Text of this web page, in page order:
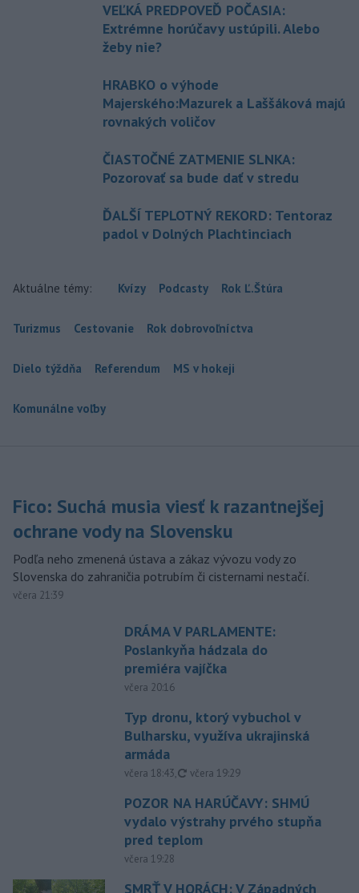
VEĽKÁ PREDPOVEĎ POČASIA:
Extrémne horúčavy ustúpili. Alebo
žeby nie?
HRABKO o výhode
Majerského:Mazurek a Laššáková majú
rovnakých voličov
ČIASTOČNÉ ZATMENIE SLNKA:
Pozorovať sa bude dať v stredu
ĎALŠÍ TEPLOTNÝ REKORD: Tentoraz
padol v Dolných Plachtinciach
Aktuálne témy: Kvízy Podcasty Rok Ľ.Štúra
Turizmus Cestovanie Rok dobrovoľníctva
Dielo týždňa Referendum MS v hokeji
Komunálne voľby
Fico: Suchá musia viesť k razantnejšej
ochrane vody na Slovensku
Podľa neho zmenená ústava a zákaz vývozu vody zo
Slovenska do zahraničia potrubím či cisternami nestačí.
včera 21:39
DRÁMA V PARLAMENTE:
Poslankyňa hádzala do
premiéra vajíčka
včera 20:16
Typ dronu, ktorý vybuchol v
Bulharsku, využíva ukrajinská
armáda
včera 18:43, aktualizované
včera 19:29
POZOR NA HARÚČAVY: SHMÚ
vydalo výstrahy prvého stupňa
pred teplom
včera 19:28
SMRŤ V HORÁCH: V Západných